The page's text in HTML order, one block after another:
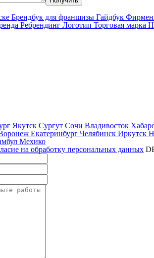
Брендбук для франшизы Гайдбук
Ребрендинг Логотип Торговая марка
Якутск Сургут Сочи Владивосток
Екатеринбург Челябинск Иркутск
Мехико
на обработку персональных данных